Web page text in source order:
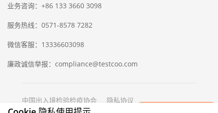
业务咨询：+86 133 3660 3098
服务热线：0571-8578 7282
微信客服：13336603098
廉政诚信举报：compliance@testcoo.com
×
中国出入境检验检疫协会
隐私协议